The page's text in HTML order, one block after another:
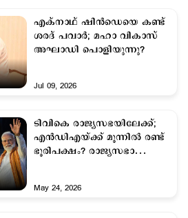
എക്നാഥ് ഷിന്‍ഡെയെ കണ്ട്
ശരദ് പവാര്‍; മഹാ വികാസ്
അഘാഡി പൊളിയുന്നു?
Jul 09, 2026
ടിവികെ രാജ്യസഭയിലേക്ക്;
എന്‍ഡിഎയ്ക്ക് മൂന്നില്‍ രണ്ട്
ഭൂരിപക്ഷം? രാജ്യസഭാ
May 24, 2026